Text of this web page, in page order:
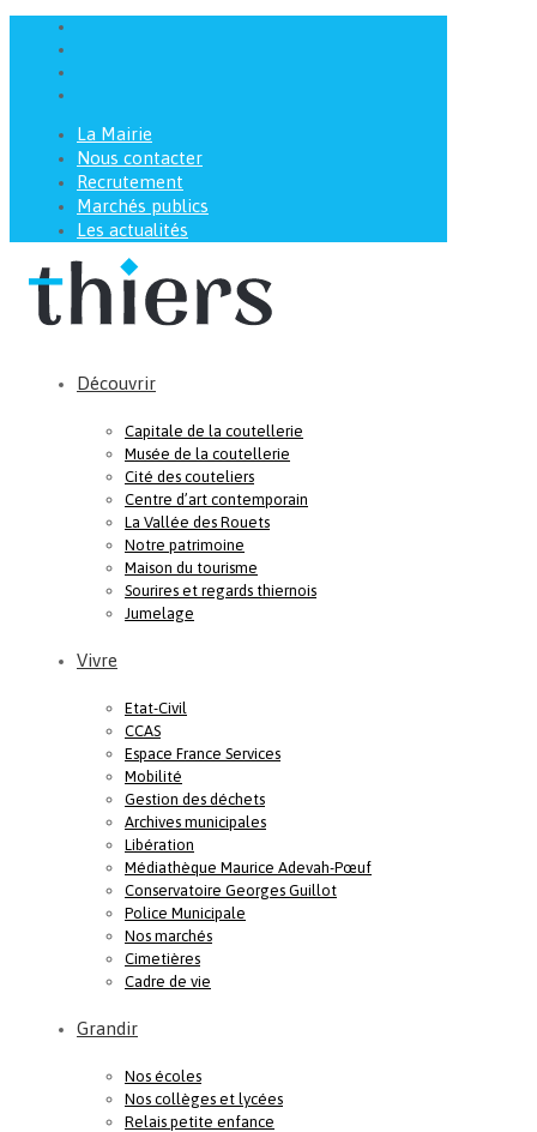
La Mairie
Nous contacter
Recrutement
Marchés publics
Les actualités
Découvrir
Capitale de la coutellerie
Musée de la coutellerie
Cité des couteliers
Centre d’art contemporain
La Vallée des Rouets
Notre patrimoine
Maison du tourisme
Sourires et regards thiernois
Jumelage
Vivre
Etat-Civil
CCAS
Espace France Services
Mobilité
Gestion des déchets
Archives municipales
Libération
Médiathèque Maurice Adevah-Pœuf
Conservatoire Georges Guillot
Police Municipale
Nos marchés
Cimetières
Cadre de vie
Grandir
Nos écoles
Nos collèges et lycées
Relais petite enfance